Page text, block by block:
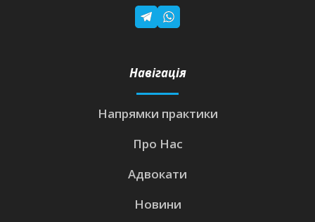
Навігація
Напрямки практики
Про Нас
Адвокати
Новини